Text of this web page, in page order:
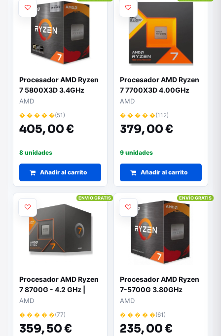
Procesador AMD Ryzen
7 5800X3D 3.4GHz
Socket AM4
AMD
� � � � �(51)
405,00 €
8 unidades
Añadir al carrito
Procesador AMD Ryzen
7 7700X3D 4.00GHz
Socket AM5
AMD
� � � � �(112)
379,00 €
9 unidades
Añadir al carrito
Procesador AMD Ryzen
7 8700G - 4.2 GHz |
Socket AM5 | 8 núcleos
y 16 hilos | Gráficos
integrados Radeon
AMD
� � � � �(77)
359,50 €
ENVÍO GRATIS
Procesador AMD Ryzen
7-5700G 3.80GHz
AMD
� � � � �(61)
235,00 €
ENVÍO GRATIS